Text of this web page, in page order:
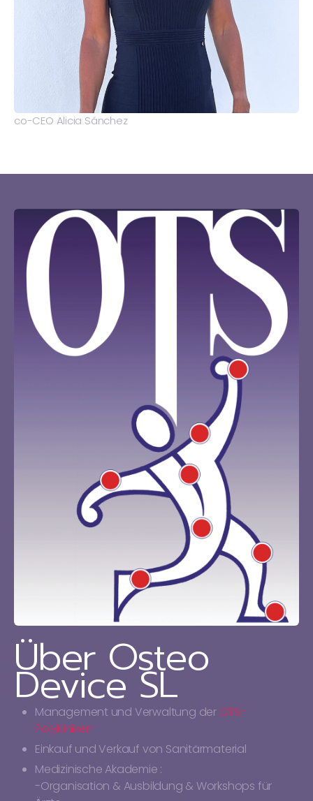
co-CEO Alicia Sánchez
Über Osteo
Device SL
Management und Verwaltung der OTS-
Polykliniken
Einkauf und Verkauf von Sanitärmaterial
Medizinische Akademie :
-Organisation & Ausbildung & Workshops für